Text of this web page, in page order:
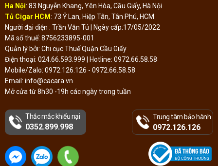
Ha Nội: 83 Nguyễn Khang, Yên Hòa, Cầu Giấy, Hà Nội
Tủ Cigar HCM: 73 Ỷ Lan, Hiệp Tân, Tân Phú, HCM
Người đại diện : Trần Văn Tú | Ngày cấp:17/05/2022
Mã số thuế: 8756233895-001
Quản lý bởi: Chi cục Thuế Quận Cầu Giấy
Điện thoại: 024.66.593.999 | Hotline: 0972.66.58.58
Mobile/Zalo: 0972.126.126 - 0972.66.58.58
Email: info@cacara.vn
Mở cửa từ 8h30 -19h các ngày trong tuần
Thắc mắc khiếu nại
0352.899.998
Trung tâm bảo hành
0972.126.126
Đã thông báo Bộ
Công Thương